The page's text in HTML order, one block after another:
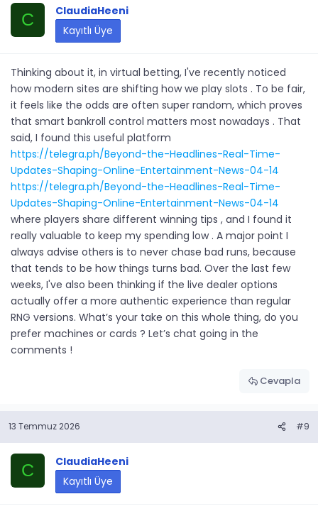
C
ClaudiaHeeni
Kayıtlı Üye
Thinking about it, in virtual betting, I've recently noticed
how modern sites are shifting how we play slots . To be fair,
it feels like the odds are often super random, which proves
that smart bankroll control matters most nowadays . That
said, I found this useful platform
https://telegra.ph/Beyond-the-Headlines-Real-Time-
Updates-Shaping-Online-Entertainment-News-04-14
https://telegra.ph/Beyond-the-Headlines-Real-Time-
Updates-Shaping-Online-Entertainment-News-04-14
where players share different winning tips , and I found it
really valuable to keep my spending low . A major point I
always advise others is to never chase bad runs, because
that tends to be how things turns bad. Over the last few
weeks, I've also been thinking if the live dealer options
actually offer a more authentic experience than regular
RNG versions. What’s your take on this whole thing, do you
prefer machines or cards ? Let’s chat going in the
comments !
Cevapla
13 Temmuz 2026 #9
C
ClaudiaHeeni
Kayıtlı Üye